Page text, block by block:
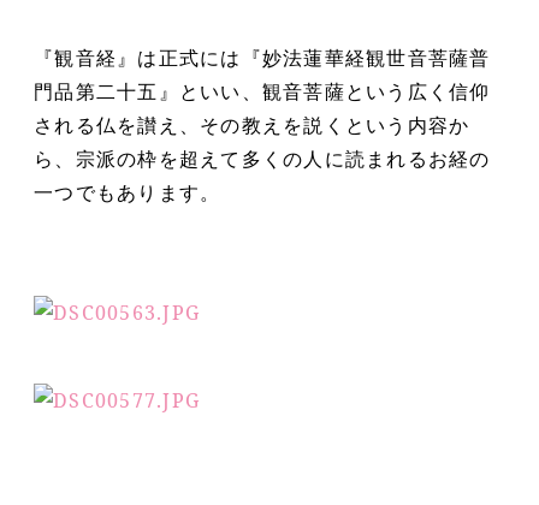
『観音経』は正式には『妙法蓮華経観世音菩薩普
門品第二十五』といい、観音菩薩という広く信仰
される仏を讃え、その教えを説くという内容か
ら、宗派の枠を超えて多くの人に読まれるお経の
一つでもあります。